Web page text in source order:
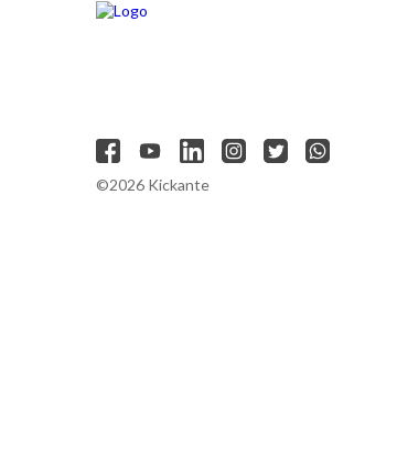
©2026 Kickante